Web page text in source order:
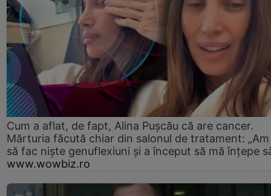
Cum a aflat, de fapt, Alina Pușcău că are cancer.
Mărturia făcută chiar din salonul de tratament:
să fac niște genuflexiuni și a început să mă înțepe
www.wowbiz.ro